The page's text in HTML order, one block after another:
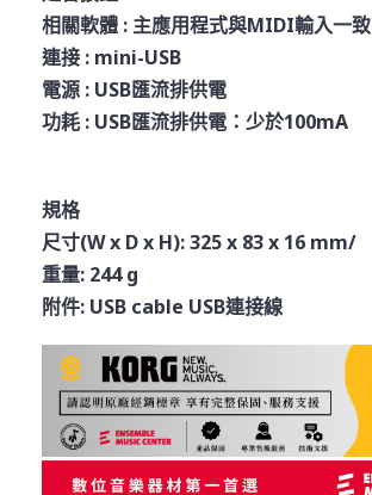
相關軟體 : 主應用程式與MIDI輸入一致
連接 : mini-USB
電源 : USB匯流排供電
功耗 : USB匯流排供電：少於100mA
規格
尺寸(W x D x H): 325 x 83 x 16 mm/
重量: 244 g
附件: USB cable USB連接線